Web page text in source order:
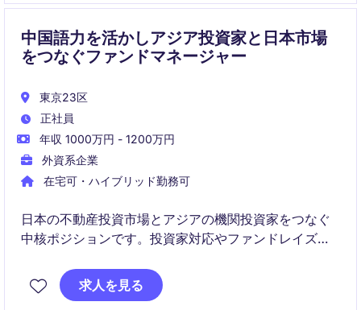
中国語力を活かしアジア投資家と日本市場
をつなぐファンドマネージャー
東京23区
正社員
年収 1000万円 - 1200万円
外資系企業
在宅可・ハイブリッド勤務可
日本の不動産投資市場とアジアの機関投資家をつなぐ
中核ポジションです。投資家対応やファンドレイズを
いただきます。求人を見る